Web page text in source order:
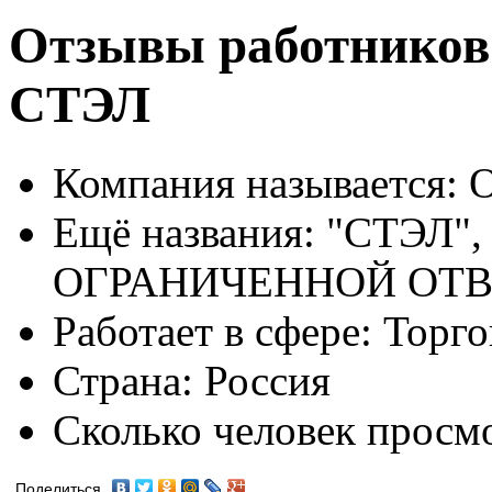
Отзывы
СТЭЛ
Компания называется:
Ещё названия:
ОГРАНИЧЕННОЙ
Работает в сфере:
Страна: Россия
Сколько человек